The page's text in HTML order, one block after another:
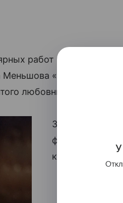
работ народного
«Москва
любовника главной
Замкнул
фильм «Война
который снял